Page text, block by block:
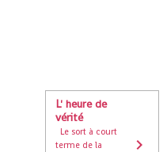
L' heure de
vérité
Le sort à court
terme de la